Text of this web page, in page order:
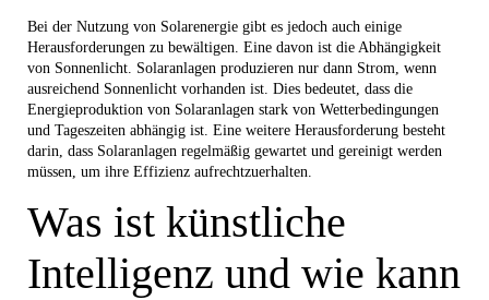
Bei der Nutzung von Solarenergie gibt es jedoch auch einige
Herausforderungen zu bewältigen. Eine davon ist die Abhängigkeit
von Sonnenlicht. Solaranlagen produzieren nur dann Strom, wenn
ausreichend Sonnenlicht vorhanden ist. Dies bedeutet, dass die
Energieproduktion von Solaranlagen stark von Wetterbedingungen
und Tageszeiten abhängig ist. Eine weitere Herausforderung besteht
darin, dass Solaranlagen regelmäßig gewartet und gereinigt werden
müssen, um ihre Effizienz aufrechtzuerhalten.
Was ist künstliche
Intelligenz und wie kann